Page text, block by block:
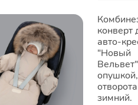
конверт
авто-
"Новый
зимний.